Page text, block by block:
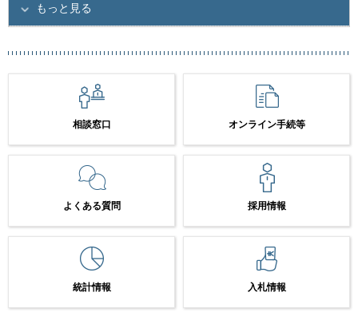
もっと見る
相談窓口 オンライン手続等
よくある質問 採用情報
統計情報 入札情報